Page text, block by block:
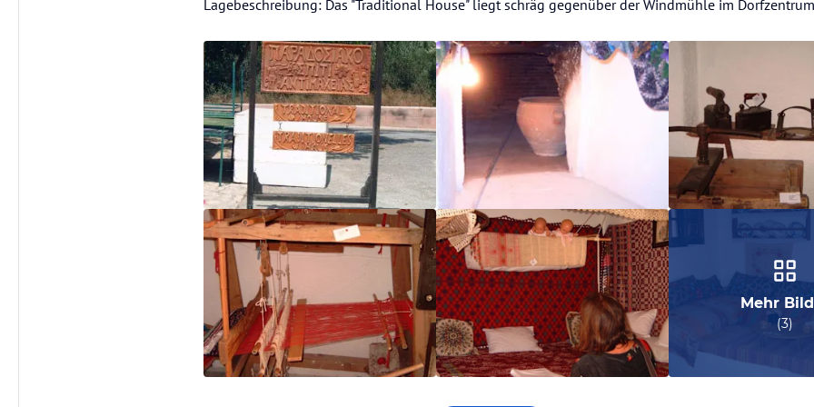
Lagebeschreibung: Das "Traditional House" liegt schräg gegenüber der Windmühle im
Mehr
(3)